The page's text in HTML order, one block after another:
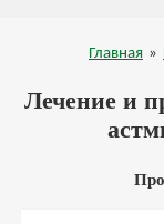
Главная »
Лечение и